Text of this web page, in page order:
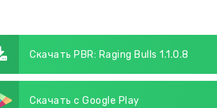
Скачать PBR: Raging Bulls 1.1.0.8
Скачать с Google Play